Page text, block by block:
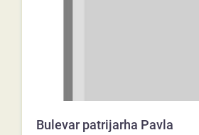
Bulevar patrijarha Pavla